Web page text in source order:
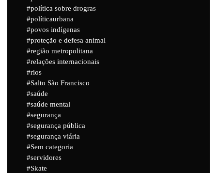
política sobre drogras
políticaurbana
povos indígenas
proteção e defesa animal
região metropolitana
relações internacionais
rios
Salto São Francisco
saúde
saúde mental
segurança
segurança pública
segurança viária
Sem categoria
servidores
Skate